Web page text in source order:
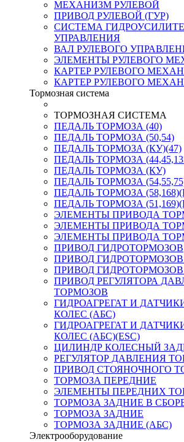
МЕХАНИЗМ РУЛЕВОЙ
ПРИВОД РУЛЕВОЙ (ГУР)
СИСТЕМА
УПРАВЛЕНИЯ
ВАЛ РУЛЕВОГО
ЭЛЕМЕНТЫ РУЛЕВОГО
КАРТЕР РУЛЕВОГО
КАРТЕР РУЛЕВОГО
Тормозная система
ТОРМОЗНАЯ СИСТЕМА
ПЕДАЛЬ ТОРМОЗА (40)
ПЕДАЛЬ ТОРМОЗА (50,54)
ПЕДАЛЬ ТОРМОЗА (КУ)(47)
ПЕДАЛЬ ТОРМОЗА
ПЕДАЛЬ ТОРМОЗА (КУ)
ПЕДАЛЬ ТОРМОЗА
ПЕДАЛЬ ТОРМОЗА
ПЕДАЛЬ ТОРМОЗА
ЭЛЕМЕНТЫ ПРИВОДА
ЭЛЕМЕНТЫ ПРИВОДА
ЭЛЕМЕНТЫ ПРИВОДА
ПРИВОД ГИДРОТОРМОЗОВ
ПРИВОД ГИДРОТОРМОЗОВ
ПРИВОД ГИДРОТОРМОЗОВ
ПРИВОД РЕГУЛЯТОРА
ТОРМОЗОВ
ГИДРОАГРЕГАТ И
КОЛЕС (АБС)
ГИДРОАГРЕГАТ И
КОЛЕС (АБС)(ESC)
ЦИЛИНДР КОЛЕСНЫЙ
РЕГУЛЯТОР ДАВЛЕНИЯ
ПРИВОД СТОЯНОЧНОГО
ТОРМОЗА ПЕРЕДНИЕ
ЭЛЕМЕНТЫ ПЕРЕДНИХ
ТОРМОЗА ЗАДНИЕ В
ТОРМОЗА ЗАДНИЕ
ТОРМОЗА ЗАДНИЕ (АБС)
Электрооборудование